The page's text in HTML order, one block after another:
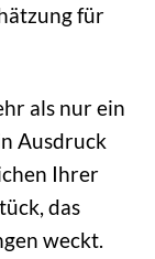
für
als nur ein
Ausdruck
Ihrer
das
weckt.